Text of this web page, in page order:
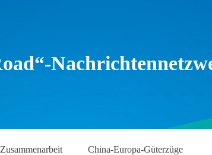
Zusammenarbeit China-Europa-Güterzüge